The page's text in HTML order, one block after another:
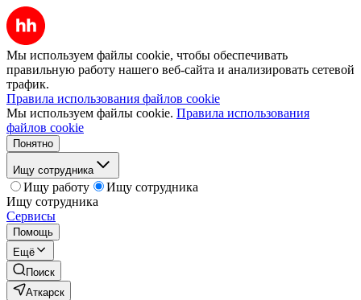
Мы используем файлы cookie, чтобы обеспечивать
правильную работу нашего веб-сайта и анализировать сетевой
трафик.
Правила использования файлов cookie
Мы используем файлы cookie. Правила использования
файлов cookie
Понятно
Ищу сотрудника
Ищу работу
Ищу сотрудника
Ищу сотрудника
Сервисы
Помощь
Ещё
Поиск
Аткарск